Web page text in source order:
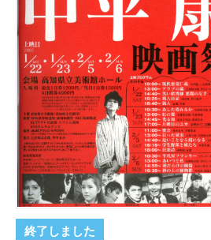
終了しました